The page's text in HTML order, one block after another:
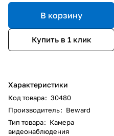
В корзину
Купить в 1 клик
Характеристики
Код товара: 30480
Производитель: Beward
Тип товара: Камера
видеонаблюдения